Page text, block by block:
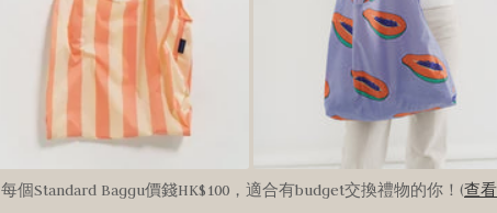
每個Standard Baggu價錢HK$100，適合有budget交換禮物的你！(查看